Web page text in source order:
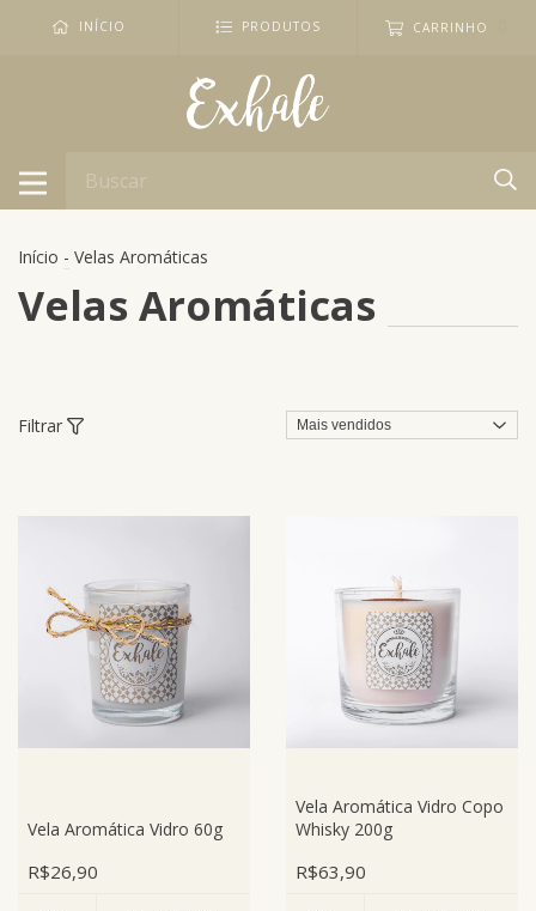
INÍCIO PRODUTOS CARRINHO
Início - Velas Aromáticas
Velas Aromáticas
Filtrar
Vela Aromática Vidro 60g
R$26,90
Vela Aromática Vidro Copo
Whisky 200g
R$63,90